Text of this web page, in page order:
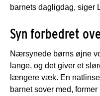
barnets dagligdag, siger
Syn forbedret
Nærsynede børns øjne
lange, og det giver et
længere væk. En
barnet sover med,